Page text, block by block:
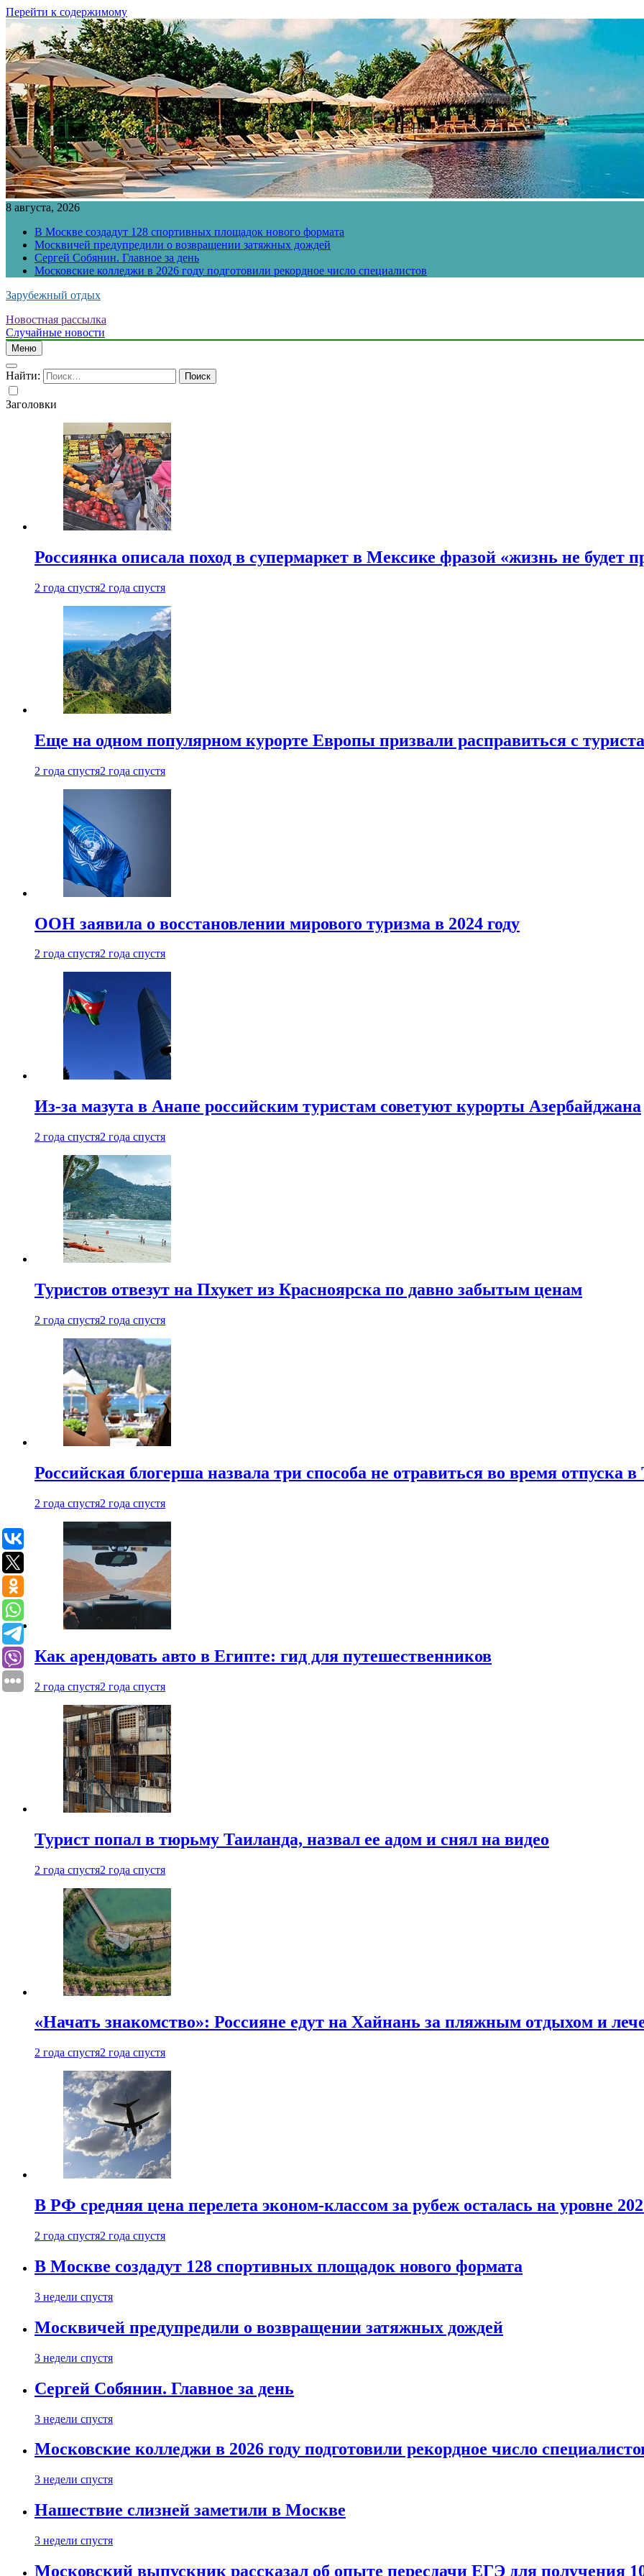
Перейти к содержимому
8 августа, 2026
В Москве создадут 128 спортивных площадок нового формата
Москвичей предупредили о возвращении затяжных дождей
Сергей Собянин. Главное за день
Московские колледжи в 2026 году подготовили рекордное число специалистов
Зарубежный отдых
Новостная рассылка
Случайные новости
Меню
Найти:
Заголовки
Россиянка описала поход в супермаркет в Мексике фразой «жизнь не будет
2 года спустя2 года спустя
Еще на одном популярном курорте Европы призвали расправиться с
2 года спустя2 года спустя
ООН заявила о восстановлении мирового туризма в 2024 году
2 года спустя2 года спустя
Из-за мазута в Анапе российским туристам советуют курорты Азербайджана
2 года спустя2 года спустя
Туристов отвезут на Пхукет из Красноярска по давно забытым ценам
2 года спустя2 года спустя
Российская блогерша назвала три способа не отравиться во время отпуска в
2 года спустя2 года спустя
Как арендовать авто в Египте: гид для путешественников
2 года спустя2 года спустя
Турист попал в тюрьму Таиланда, назвал ее адом и снял на видео
2 года спустя2 года спустя
«Начать знакомство»: Россияне едут на Хайнань за пляжным отдыхом и
2 года спустя2 года спустя
В РФ средняя цена перелета эконом-классом за рубеж осталась на уровне
2 года спустя2 года спустя
В Москве создадут 128 спортивных площадок нового формата
3 недели спустя
Москвичей предупредили о возвращении затяжных дождей
3 недели спустя
Сергей Собянин. Главное за день
3 недели спустя
Московские колледжи в 2026 году подготовили рекордное число
3 недели спустя
Нашествие слизней заметили в Москве
3 недели спустя
Московский выпускник рассказал об опыте пересдачи ЕГЭ для получения